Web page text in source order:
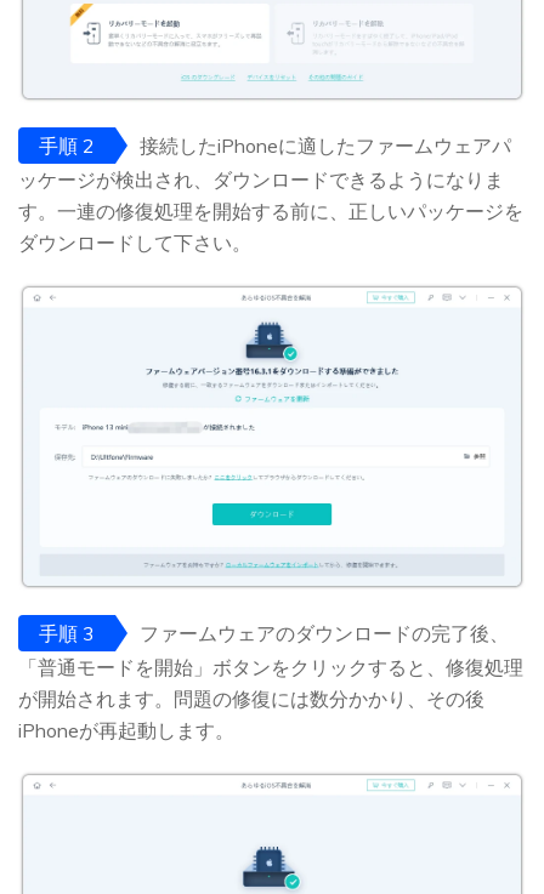
手順 2
接続したiPhoneに適したファームウェアパ
ッケージが検出され、ダウンロードできるようになりま
す。一連の修復処理を開始する前に、正しいパッケージを
ダウンロードして下さい。
手順 3
ファームウェアのダウンロードの完了後、
「普通モードを開始」ボタンをクリックすると、修復処理
が開始されます。問題の修復には数分かかり、その後
iPhoneが再起動します。